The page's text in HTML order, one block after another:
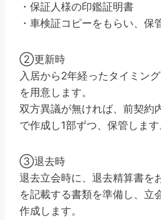
・保証人様の印鑑証明書
・車検証コピーをもらい、保
②更新時
入居から2年経ったタイミン
を用意します。
双方異議が無ければ、前契約
で作成し1部ずつ、保管します
③退去時
退去立会時に、退去精算書を
を記載する書類を準備し、立
作成します。